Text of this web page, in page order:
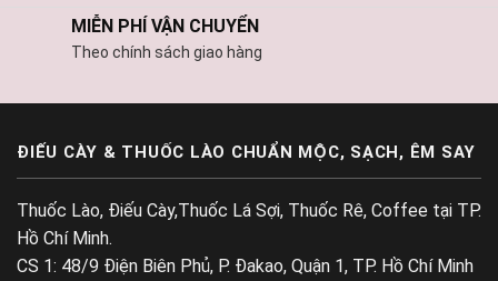
MIỄN PHÍ VẬN CHUYỂN
Theo chính sách giao hàng
ĐIẾU CÀY & THUỐC LÀO CHUẨN MỘC, SẠCH, ÊM SAY
Thuốc Lào, Điếu Cày,Thuốc Lá Sợi, Thuốc Rê, Coffee tại TP.
Hồ Chí Minh.
CS 1: 48/9 Điện Biên Phủ, P. Đakao, Quận 1, TP. Hồ Chí Minh